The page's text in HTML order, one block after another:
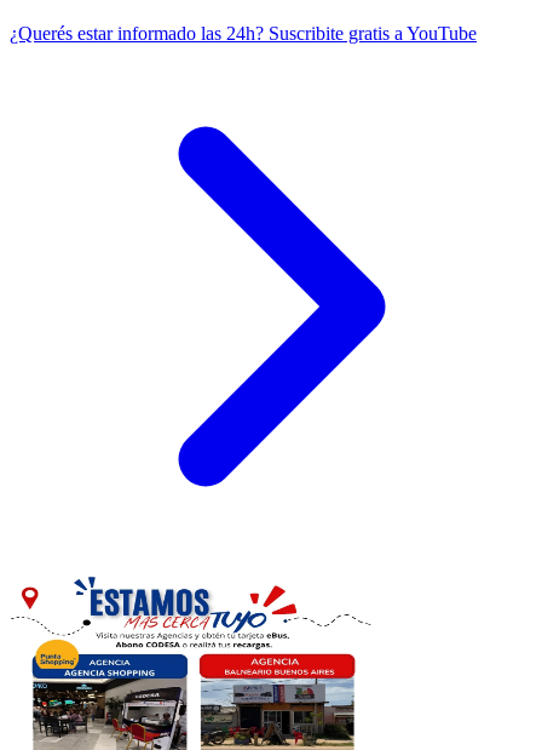
¿Querés estar informado las 24h? Suscribite gratis a YouTube